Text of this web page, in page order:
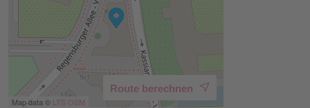
Map data © LTS OSM
Route berechnen